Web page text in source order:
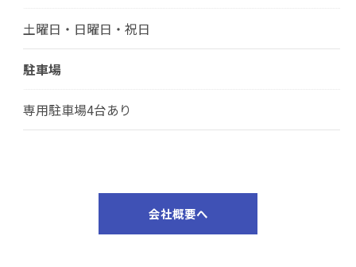
土曜日・日曜日・祝日
駐車場
専用駐車場4台あり
会社概要へ